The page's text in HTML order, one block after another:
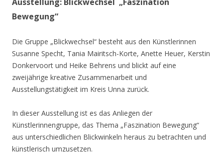
Bewegung“
Die Gruppe „Blickwechsel“ besteht aus den Künstlerinnen
Susanne Specht, Tania Mairitsch-Korte, Anette Heuer, Kerstin
Donkervoort und Heike Behrens und blickt auf eine
zweijährige kreative Zusammenarbeit und
Ausstellungstätigkeit im Kreis Unna zurück.
In dieser Ausstellung ist es das Anliegen der
Künstlerinnengruppe, das Thema „Faszination Bewegung“
aus unterschiedlichen Blickwinkeln heraus zu betrachten und
künstlerisch umzusetzen.